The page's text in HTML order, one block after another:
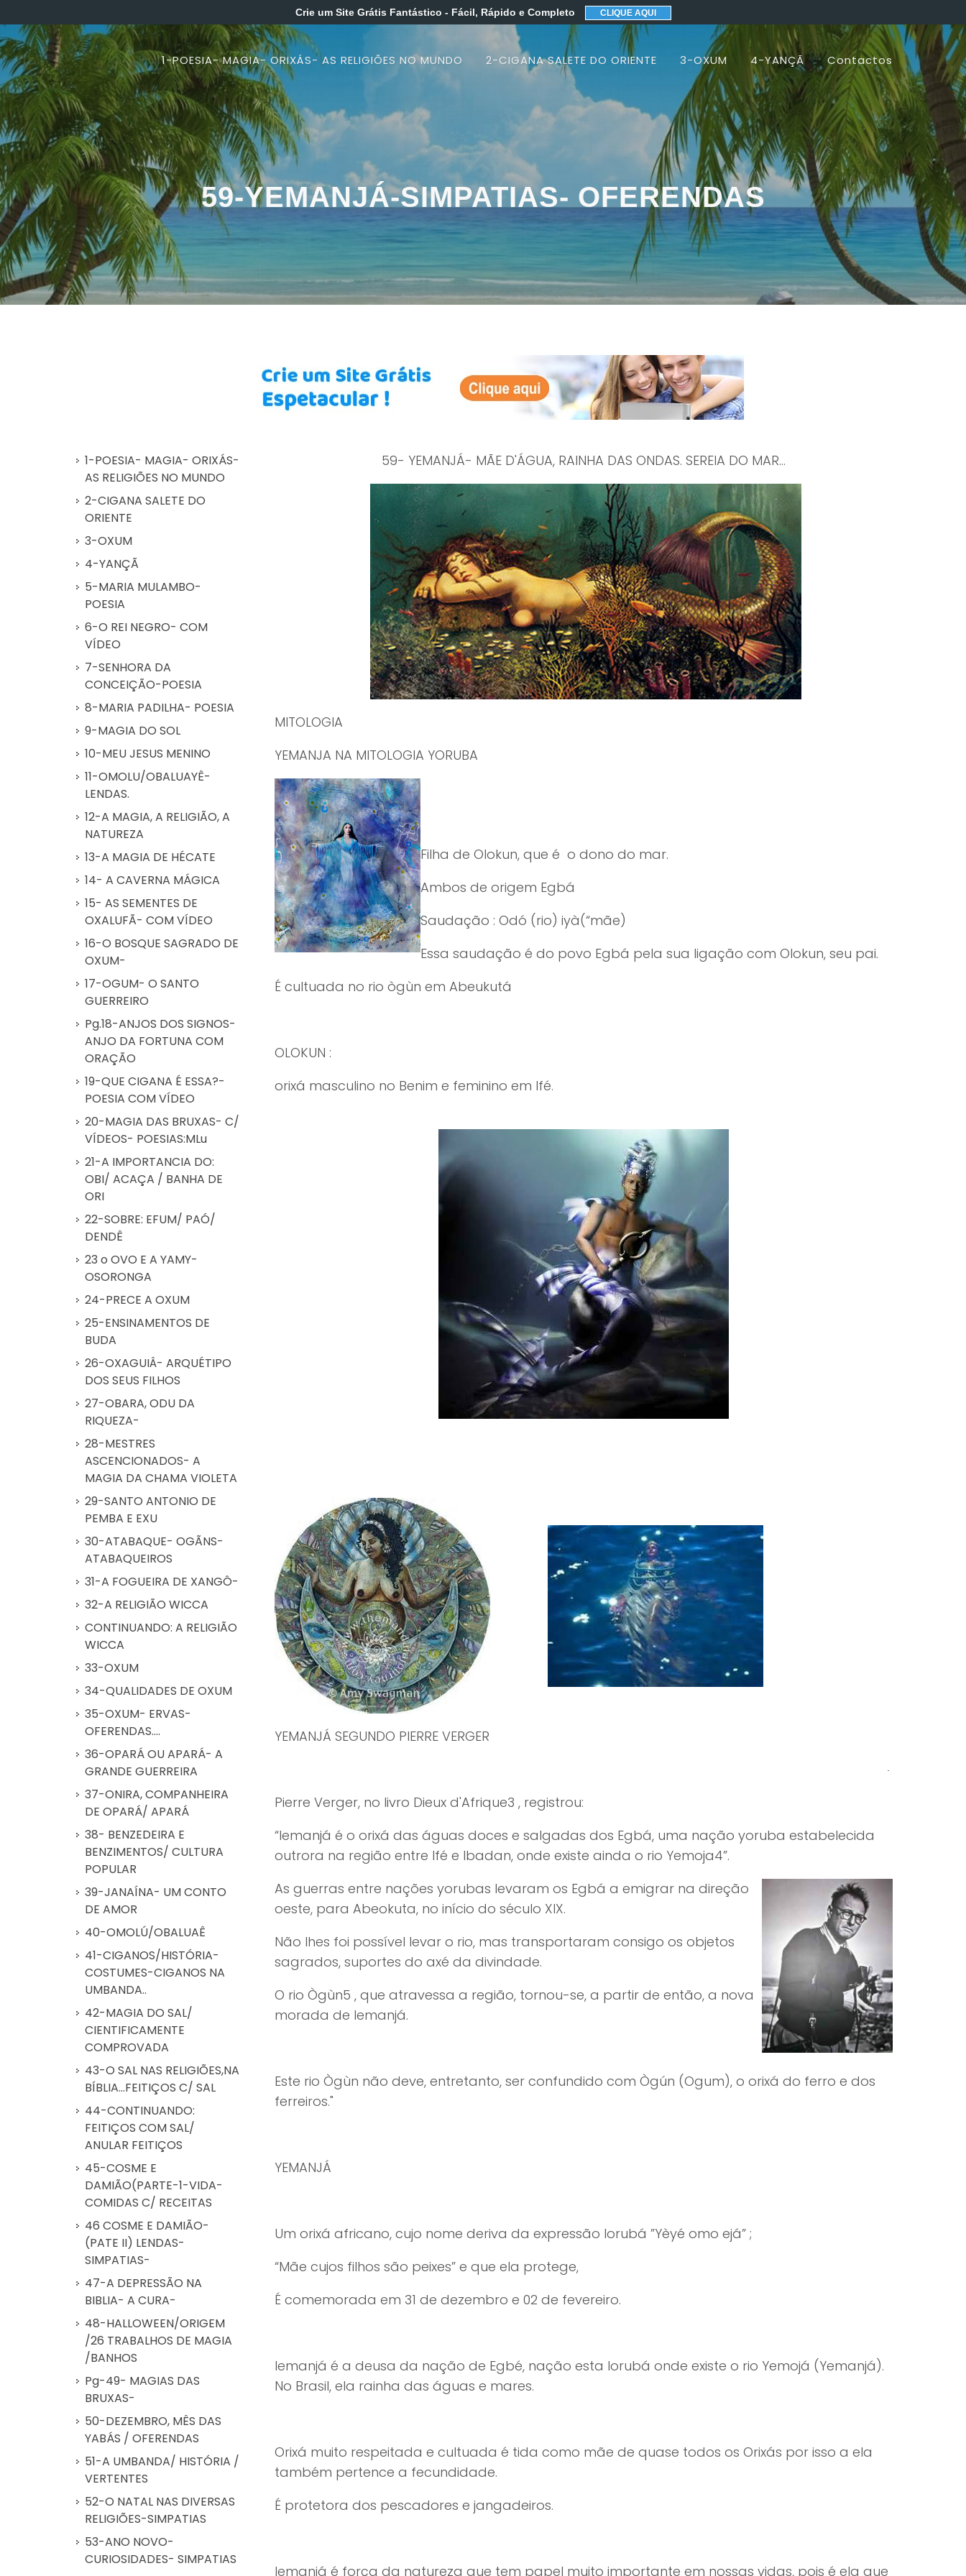
1-POESIA- MAGIA- ORIXÁS- AS RELIGIÕES NO MUNDO 2-CIGANA SALETE DO ORIENTE 3-OXUM 4-YANÇÃ Contactos
59-YEMANJÁ-SIMPATIAS- OFERENDAS
59- YEMANJÁ- MÃE D'ÁGUA, RAINHA DAS ONDAS. SEREIA DO MAR...
MITOLOGIA
YEMANJA NA MITOLOGIA YORUBA
Filha de Olokun, que é o dono do mar.
Ambos de origem Egbá
Saudação : Odó (rio) iyà(“mãe)
Essa saudação é do povo Egbá pela sua ligação com Olokun, seu pai.
É cultuada no rio ògùn em Abeukutá
OLOKUN :
orixá masculino no Benim e feminino em Ifé.
YEMANJÁ SEGUNDO PIERRE VERGER
Pierre Verger, no livro Dieux d'Afrique3 , registrou:
“Iemanjá é o orixá das águas doces e salgadas dos Egbá, uma nação yoruba estabelecida
outrora na região entre Ifé e Ibadan, onde existe ainda o rio Yemoja4”.
As guerras entre nações yorubas levaram os Egbá a emigrar na direção
oeste, para Abeokuta, no início do século XIX.
Não lhes foi possível levar o rio, mas transportaram consigo os objetos
sagrados, suportes do axé da divindade.
O rio Ògùn5 , que atravessa a região, tornou-se, a partir de então, a nova
morada de Iemanjá.
Este rio Ògùn não deve, entretanto, ser confundido com Ògún (Ogum), o orixá do ferro e dos
ferreiros."
YEMANJÁ
Um orixá africano, cujo nome deriva da expressão Iorubá ”Yèyé omo ejá” ;
“Mãe cujos filhos são peixes” e que ela protege,
É comemorada em 31 de dezembro e 02 de fevereiro.
Iemanjá é a deusa da nação de Egbé, nação esta Iorubá onde existe o rio Yemojá (Yemanjá).
No Brasil, ela rainha das águas e mares.
Orixá muito respeitada e cultuada é tida como mãe de quase todos os Orixás por isso a ela
também pertence a fecundidade.
É protetora dos pescadores e jangadeiros.
Iemanjá é força da natureza que tem papel muito importante em nossas vidas, pois é ela que
1-POESIA- MAGIA- ORIXÁS-
AS RELIGIÕES NO MUNDO
2-CIGANA SALETE DO
ORIENTE
3-OXUM
4-YANÇÃ
5-MARIA MULAMBO-
POESIA
6-O REI NEGRO- COM
VÍDEO
7-SENHORA DA
CONCEIÇÃO-POESIA
8-MARIA PADILHA- POESIA
9-MAGIA DO SOL
10-MEU JESUS MENINO
11-OMOLU/OBALUAYÊ-
LENDAS.
12-A MAGIA, A RELIGIÃO, A
NATUREZA
13-A MAGIA DE HÉCATE
14- A CAVERNA MÁGICA
15- AS SEMENTES DE
OXALUFÃ- COM VÍDEO
16-O BOSQUE SAGRADO DE
OXUM-
17-OGUM- O SANTO
GUERREIRO
Pg.18-ANJOS DOS SIGNOS-
ANJO DA FORTUNA COM
ORAÇÃO
19-QUE CIGANA É ESSA?-
POESIA COM VÍDEO
20-MAGIA DAS BRUXAS- C/
VÍDEOS- POESIAS:MLu
21-A IMPORTANCIA DO:
OBI/ ACAÇA / BANHA DE
ORI
22-SOBRE: EFUM/ PAÓ/
DENDÊ
23 o OVO E A YAMY-
OSORONGA
24-PRECE A OXUM
25-ENSINAMENTOS DE
BUDA
26-OXAGUIÂ- ARQUÉTIPO
DOS SEUS FILHOS
27-OBARA, ODU DA
RIQUEZA-
28-MESTRES
ASCENCIONADOS- A
MAGIA DA CHAMA VIOLETA
29-SANTO ANTONIO DE
PEMBA E EXU
30-ATABAQUE- OGÃNS-
ATABAQUEIROS
31-A FOGUEIRA DE XANGÔ-
32-A RELIGIÃO WICCA
CONTINUANDO: A RELIGIÃO
WICCA
33-OXUM
34-QUALIDADES DE OXUM
35-OXUM- ERVAS-
OFERENDAS....
36-OPARÁ OU APARÁ- A
GRANDE GUERREIRA
37-ONIRA, COMPANHEIRA
DE OPARÁ/ APARÁ
38- BENZEDEIRA E
BENZIMENTOS/ CULTURA
POPULAR
39-JANAÍNA- UM CONTO
DE AMOR
40-OMOLÚ/OBALUAÊ
41-CIGANOS/HISTÓRIA-
COSTUMES-CIGANOS NA
UMBANDA..
42-MAGIA DO SAL/
CIENTIFICAMENTE
COMPROVADA
43-O SAL NAS RELIGIÕES,NA
BÍBLIA...FEITIÇOS C/ SAL
44-CONTINUANDO:
FEITIÇOS COM SAL/
ANULAR FEITIÇOS
45-COSME E
DAMIÃO(PARTE-1-VIDA-
COMIDAS C/ RECEITAS
46 COSME E DAMIÃO-
(PATE II) LENDAS-
SIMPATIAS-
47-A DEPRESSÃO NA
BIBLIA- A CURA-
48-HALLOWEEN/ORIGEM
/26 TRABALHOS DE MAGIA
/BANHOS
Pg-49- MAGIAS DAS
BRUXAS-
50-DEZEMBRO, MÊS DAS
YABÁS / OFERENDAS
51-A UMBANDA/ HISTÓRIA /
VERTENTES
52-O NATAL NAS DIVERSAS
RELIGIÕES-SIMPATIAS
53-ANO NOVO-
CURIOSIDADES- SIMPATIAS
Crie um Site Grátis Fantástico - Fácil, Rápido e Completo CLIQUE AQUI